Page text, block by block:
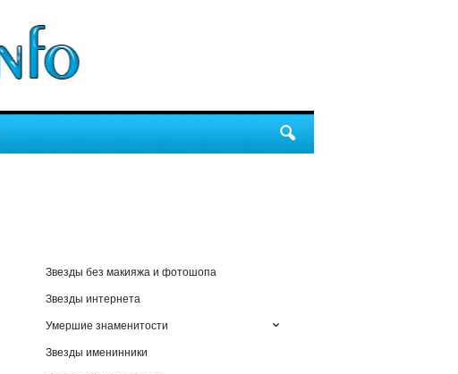
Звезды без макияжа и фотошопа
Звезды интернета
Умершие знаменитости
Звезды именинники